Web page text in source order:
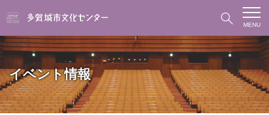
MENU
イベント情報